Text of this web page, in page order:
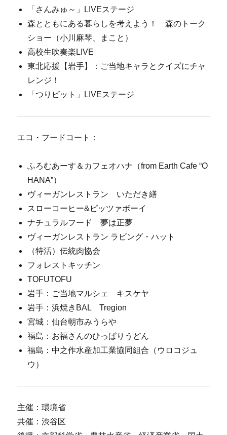
「さんみゅ～」LIVEステージ
森とともにある暮らしを考えよう！ 森のトーク
ショー（小川麻琴、まこと）
高校生吹奏楽LIVE
東北応援【岩手】：ご当地キャラとクイズにチャ
レンジ！
「つりビット」LIVEステージ
エコ・フードコート：
ふろむあーす＆カフェオハナ（from Earth Cafe “O
HANA”）
ヴィーガンレストラン いただき繕
スローコーヒー&ピッツァボーイ
ナチュラルフード 夢は正夢
ヴィーガンレストラン ラビング・ハット
（特活）伝統肉協会
フォレストキッチン
TOFUTOFU
岩手：ご当地マルシェ キスケヤ
岩手：浜焼きBAL Tregion
宮城：仙台朝市みうらや
福島：お福さんのひっぱりうどん
福島：中之作水産加工業協同組合（ウロコジュ
ウ）
主催：環境省
共催：渋谷区